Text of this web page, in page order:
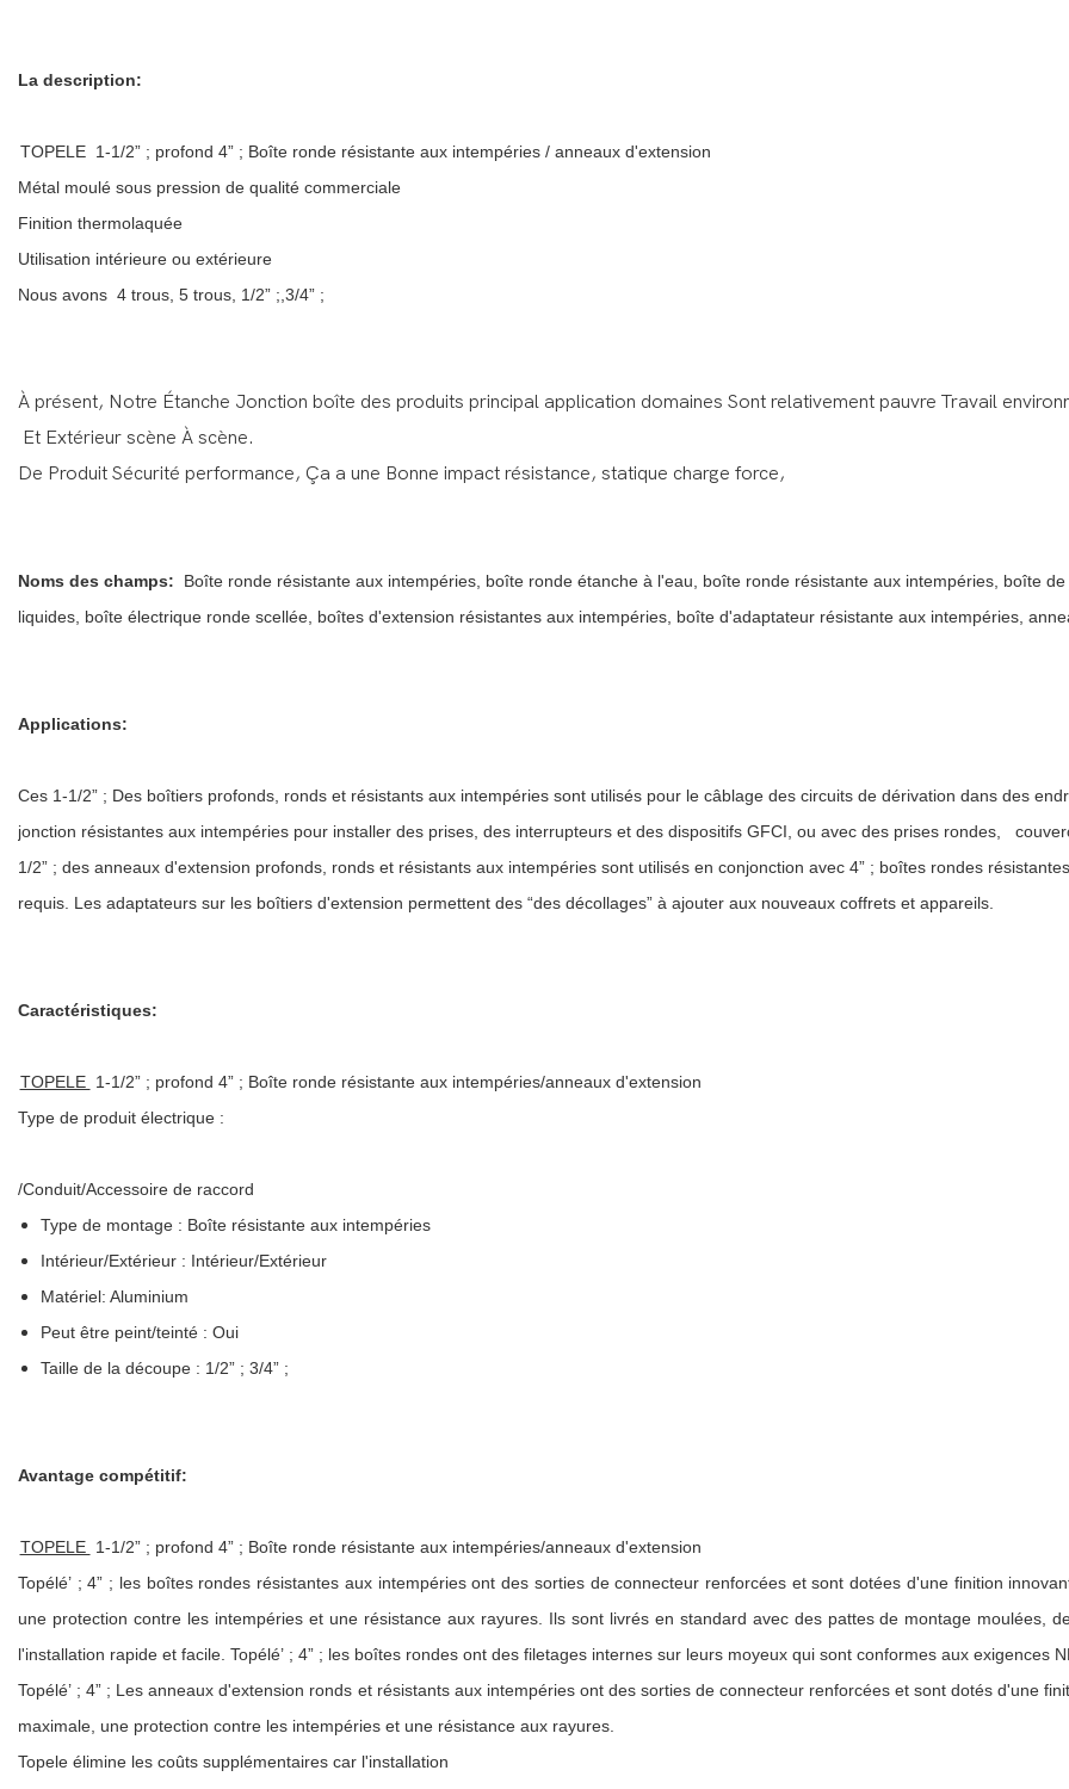
La description:
TOPELE 1-1/2” ; profond 4” ; Boîte ronde résistante aux intempéries / anneaux d'extension
Métal moulé sous pression de qualité commerciale
Finition thermolaquée
Utilisation intérieure ou extérieure
Nous avons 4 trous, 5 trous, 1/2” ;,3/4” ;
À présent, Notre Étanche Jonction boîte des produits principal application domaines Sont relativement pauvre Travail
Et Extérieur scène À scène.
De Produit Sécurité performance, Ça a une Bonne impact résistance, statique charge force,
Noms des champs:
Boîte ronde résistante aux intempéries, boîte ronde étanche à l'eau, boîte ronde résistante aux intempéries, boîte
liquides, boîte électrique ronde scellée, boîtes d'extension résistantes aux intempéries, boîte d'adaptateur résistante aux intempéries,
Applications:
Ces 1-1/2” ; Des boîtiers profonds, ronds et résistants aux intempéries sont utilisés pour le câblage des circuits de dérivation dans des
jonction résistantes aux intempéries pour installer des prises, des interrupteurs et des dispositifs GFCI, ou avec des prises rondes,
1/2” ; des anneaux d'extension profonds, ronds et résistants aux intempéries sont utilisés en conjonction avec 4” ; boîtes rondes
requis. Les adaptateurs sur les boîtiers d'extension permettent des “des décollages” à ajouter aux nouveaux coffrets et appareils.
Caractéristiques:
TOPELE 1-1/2” ; profond 4” ; Boîte ronde résistante aux intempéries/anneaux d'extension
Type de produit électrique :
/Conduit/Accessoire de raccord
Type de montage : Boîte résistante aux intempéries
Intérieur/Extérieur : Intérieur/Extérieur
Matériel: Aluminium
Peut être peint/teinté : Oui
Taille de la découpe : 1/2” ; 3/4” ;
Avantage compétitif:
TOPELE 1-1/2” ; profond 4” ; Boîte ronde résistante aux intempéries/anneaux d'extension
Topélé’ ; 4” ; les boîtes rondes résistantes aux intempéries ont des sorties de connecteur renforcées et sont dotées d'une finition
une protection contre les intempéries et une résistance aux rayures. Ils sont livrés en standard avec des pattes de montage moulées,
l'installation rapide et facile. Topélé’ ; 4” ; les boîtes rondes ont des filetages internes sur leurs moyeux qui sont conformes aux exigences
Topélé’ ; 4” ; Les anneaux d'extension ronds et résistants aux intempéries ont des sorties de connecteur renforcées et sont dotés d'une
maximale, une protection contre les intempéries et une résistance aux rayures.
Topele élimine les coûts supplémentaires car l'installation